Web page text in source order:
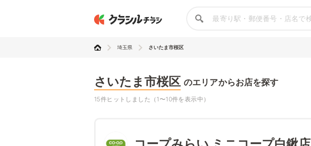
埼玉県 さいたま市桜区
さいたま市桜区 のエリアからお店を探す
15件ヒットしました（1〜10件を表示中）